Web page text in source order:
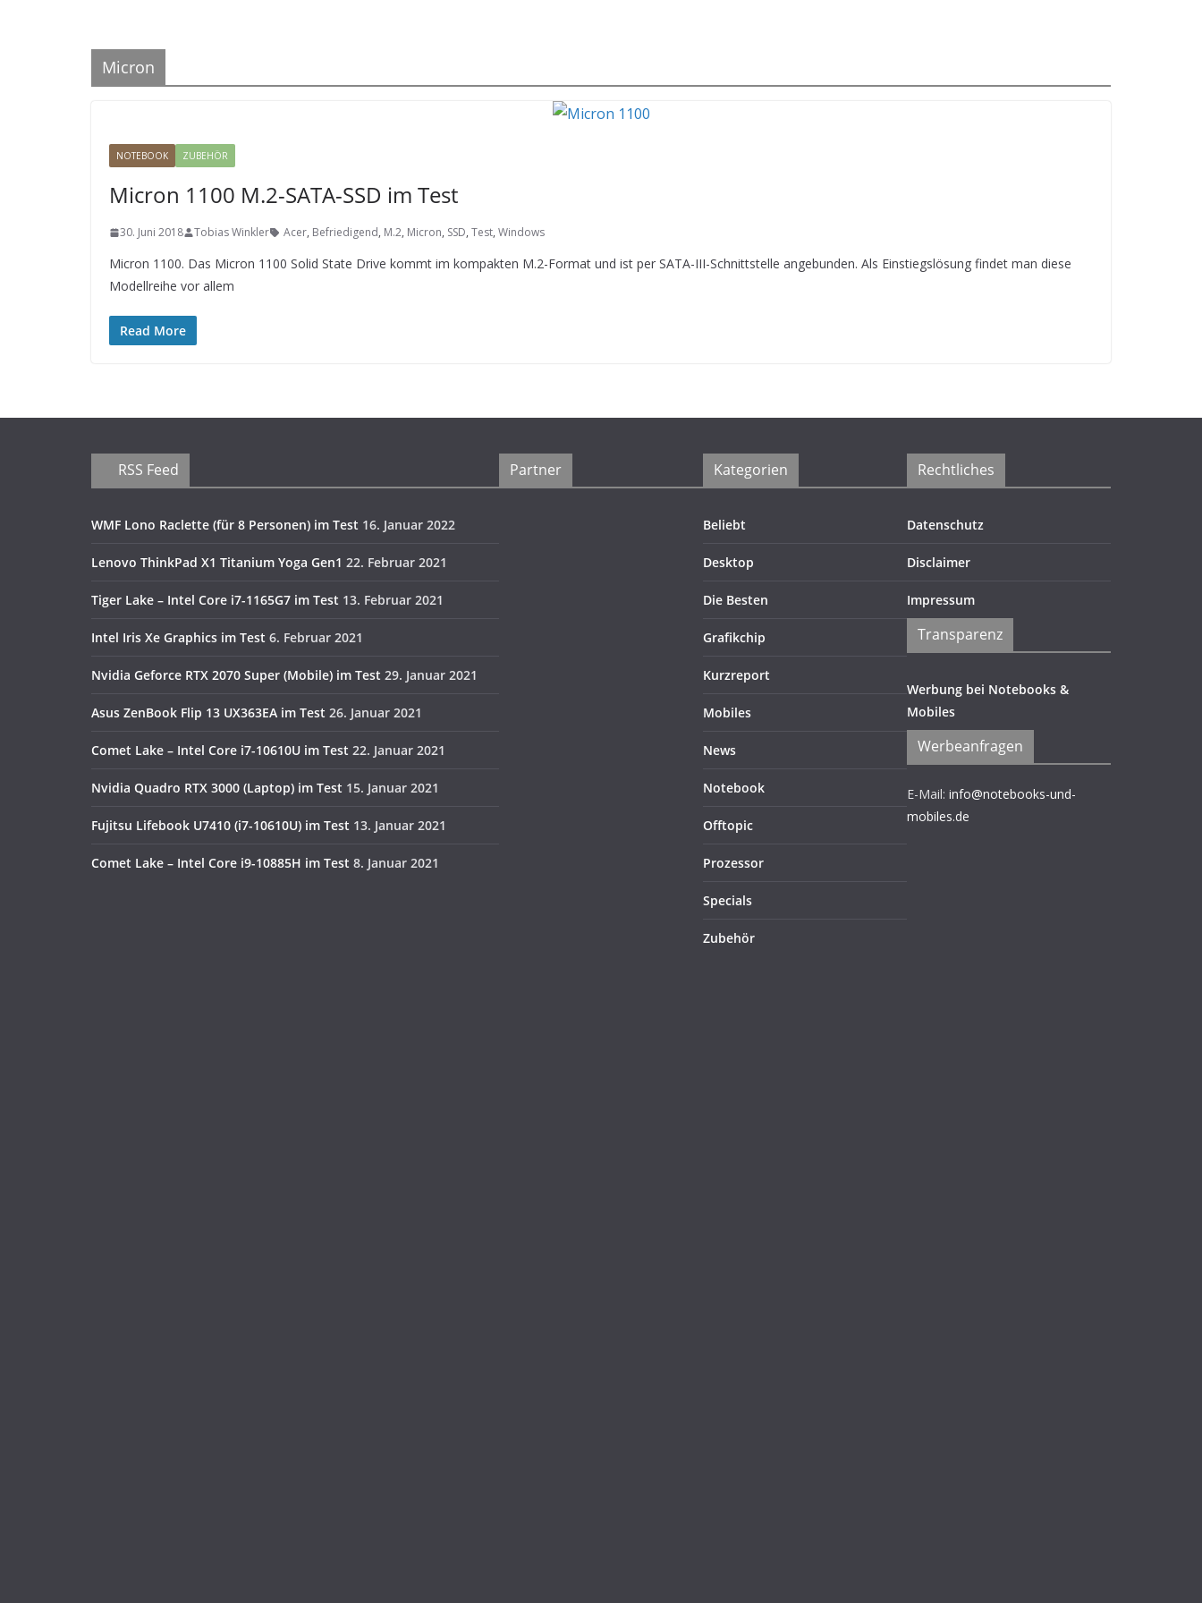
Micron
NOTEBOOK ZUBEHÖR
Micron 1100 M.2-SATA-SSD im Test
30. Juni 2018 Tobias Winkler Acer, Befriedigend, M.2, Micron, SSD, Test, Windows
Micron 1100. Das Micron 1100 Solid State Drive kommt im kompakten M.2-Format und ist per SATA-III-Schnittstelle angebunden. Als Einstiegslösung findet man diese
Modellreihe vor allem
Read More
RSS Feed
WMF Lono Raclette (für 8 Personen) im Test 16. Januar 2022
Lenovo ThinkPad X1 Titanium Yoga Gen1 22. Februar 2021
Tiger Lake – Intel Core i7-1165G7 im Test 13. Februar 2021
Intel Iris Xe Graphics im Test 6. Februar 2021
Nvidia Geforce RTX 2070 Super (Mobile) im Test 29. Januar 2021
Asus ZenBook Flip 13 UX363EA im Test 26. Januar 2021
Comet Lake – Intel Core i7-10610U im Test 22. Januar 2021
Nvidia Quadro RTX 3000 (Laptop) im Test 15. Januar 2021
Fujitsu Lifebook U7410 (i7-10610U) im Test 13. Januar 2021
Comet Lake – Intel Core i9-10885H im Test 8. Januar 2021
Partner Kategorien
Beliebt
Desktop
Die Besten
Grafikchip
Kurzreport
Mobiles
News
Notebook
Offtopic
Prozessor
Specials
Zubehör
Rechtliches
Datenschutz
Disclaimer
Impressum
Transparenz
Werbung bei Notebooks &
Mobiles
Werbeanfragen
E-Mail: info@notebooks-und-
mobiles.de